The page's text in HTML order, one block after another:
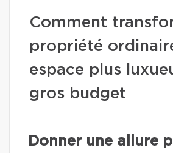
Comment
propriété
espace plus
gros budget
Donner une allure